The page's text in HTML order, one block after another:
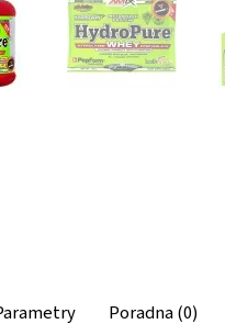
Poradna (0)